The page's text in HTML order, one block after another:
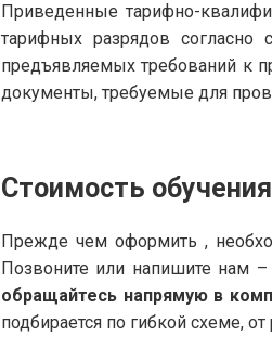
Приведенные тарифно-
тарифных разрядов
предъявляемых требований к
документы, требуемые для
Стоимость
Прежде чем оформить ,
Позвоните или напишите нам
обращайтесь напрямую в
подбирается по гибкой схеме, от